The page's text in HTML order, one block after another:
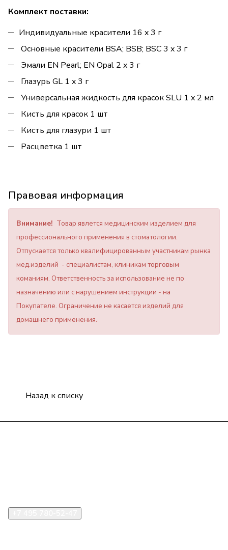
Комплект поставки:
Индивидуальные красители 16 x 3 г
Основные красители BSA; BSB; BSC 3 x 3 г
Эмали EN Pearl; EN Opal 2 x 3 г
Глазурь GL 1 x 3 г
Универсальная жидкость для красок SLU 1 x 2 мл
Кисть для красок 1 шт
Кисть для глазури 1 шт
Расцветка 1 шт
Правовая информация
Внимание! Товар явлется медицинским изделием для
профессионального применения в стоматологии.
Отпускается только квалифицированным участникам рынка
мед.изделий - специалистам, клиникам торговым
команиям. Ответственность за использование не по
назначению или с нарушением инструкции - на
Покупателе. Ограничение не касается изделий для
домашнего применения.
Назад к списку